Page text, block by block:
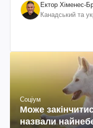
Ектор Хіменес-
Канадський та
Соціум
Може
назвали